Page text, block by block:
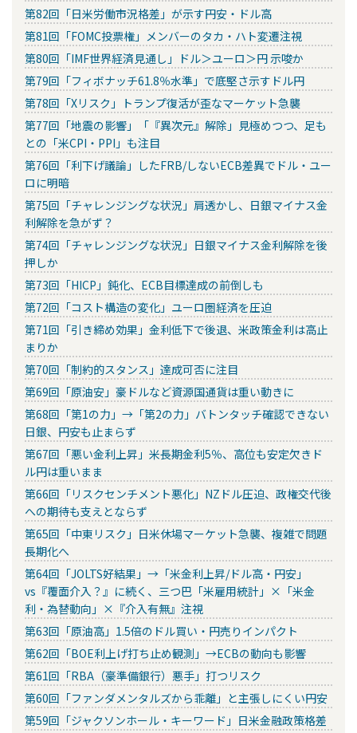
第82回「日米労働市況格差」が示す円安・ドル高
第81回「FOMC投票権」メンバーのタカ・ハト変遷注視
第80回「IMF世界経済見通し」ドル＞ユーロ＞円 示唆か
第79回「フィボナッチ61.8％水準」で底堅さ示すドル円
第78回「Xリスク」トランプ復活が歪なマーケット急襲
第77回「地震の影響」「『異次元』解除」見極めつつ、足も
との「米CPI・PPI」も注目
第76回「利下げ議論」したFRB/しないECB差異でドル・ユー
ロに明暗
第75回「チャレンジングな状況」肩透かし、日銀マイナス金
利解除を急がず？
第74回「チャレンジングな状況」日銀マイナス金利解除を後
押しか
第73回「HICP」鈍化、ECB目標達成の前倒しも
第72回「コスト構造の変化」ユーロ圏経済を圧迫
第71回「引き締め効果」金利低下で後退、米政策金利は高止
まりか
第70回「制約的スタンス」達成可否に注目
第69回「原油安」豪ドルなど資源国通貨は重い動きに
第68回「第1の力」→「第2の力」バトンタッチ確認できない
日銀、円安も止まらず
第67回「悪い金利上昇」米長期金利5％、高位も安定欠きド
ル円は重いまま
第66回「リスクセンチメント悪化」NZドル圧迫、政権交代後
への期待も支えとならず
第65回「中東リスク」日米休場マーケット急襲、複雑で問題
長期化へ
第64回「JOLTS好結果」→「米金利上昇/ドル高・円安」
vs『覆面介入？』に続く、三つ巴「米雇用統計」×「米金
利・為替動向」×『介入有無』注視
第63回「原油高」1.5倍のドル買い・円売りインパクト
第62回「BOE利上げ打ち止め観測」→ECBの動向も影響
第61回「RBA（豪準備銀行）悪手」打つリスク
第60回「ファンダメンタルズから乖離」と主張しにくい円安
第59回「ジャクソンホール・キーワード」日米金融政策格差